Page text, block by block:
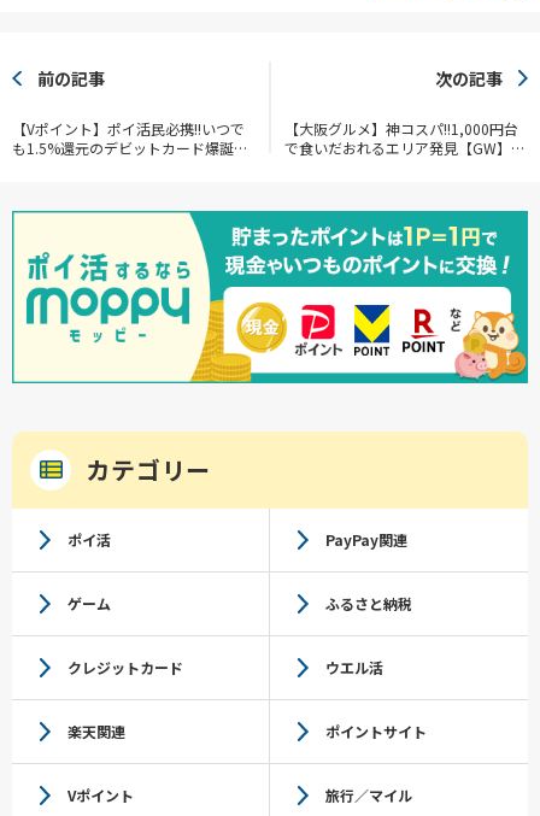
前の記事
【Vポイント】ポイ活民必携!!いつで
も1.5%還元のデビットカード爆誕
次の記事
【大阪グルメ】神コスパ!!1,000円台
で食いだおれるエリア発見【GW】
カテゴリー
ポイ活 PayPay関連
ゲーム ふるさと納税
クレジットカード ウエル活
楽天関連 ポイントサイト
Vポイント 旅行／マイル